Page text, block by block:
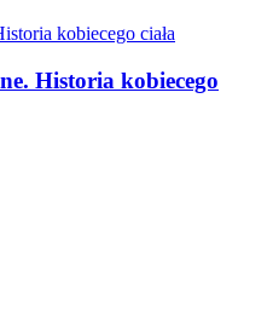
Historia kobiecego